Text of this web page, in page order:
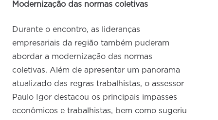
Modernização das normas coletivas
Durante o encontro, as lideranças
empresariais da região também puderam
abordar a modernização das normas
coletivas. Além de apresentar um panorama
atualizado das regras trabalhistas, o assessor
Paulo Igor destacou os principais impasses
econômicos e trabalhistas, bem como sugeriu